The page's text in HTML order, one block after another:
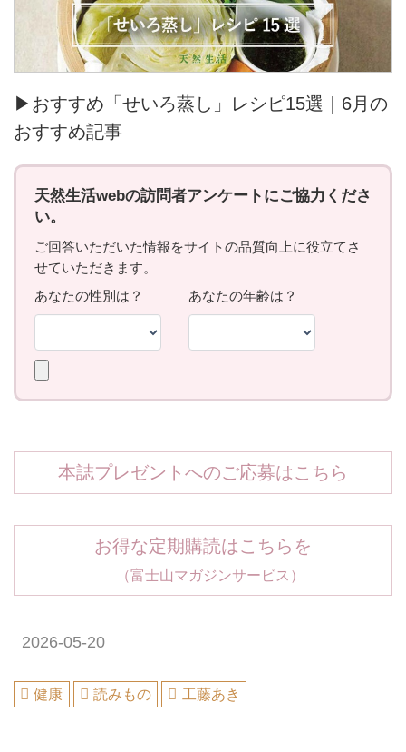
▶おすすめ「せいろ蒸し」レシピ15選｜6月の
おすすめ記事
本誌プレゼントへのご応募はこちら
お得な定期購読はこちらを
（富士山マガジンサービス）
2026-05-20
健康 読みもの 工藤あき